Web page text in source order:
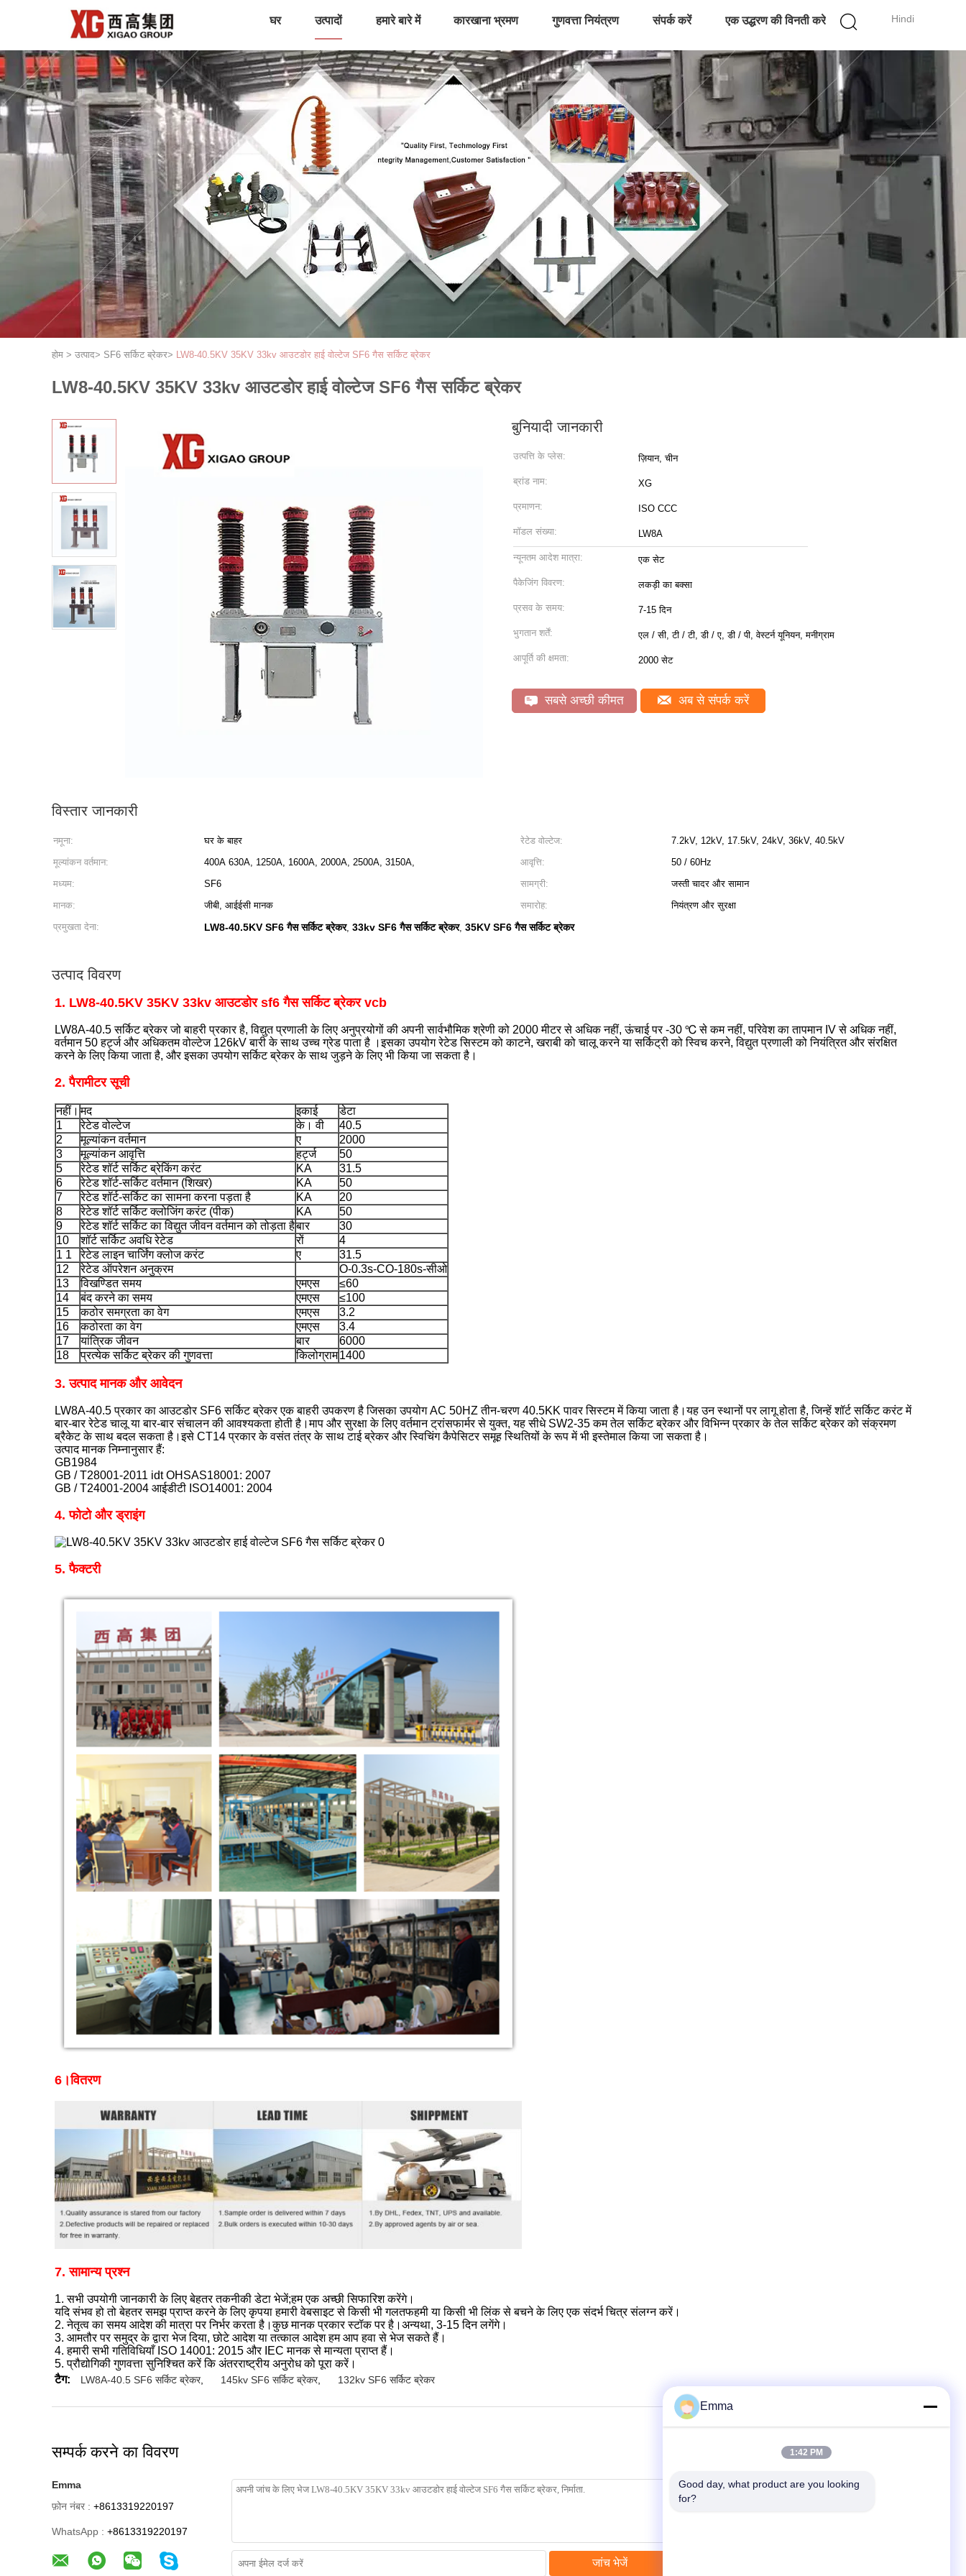
Hindi
घर उत्पादों हमारे बारे में कारखाना भ्रमण गुणवत्ता नियंत्रण संपर्क करें एक उद्धरण की विनती करे
होम > उत्पाद> SF6 सर्किट ब्रेकर> LW8-40.5KV 35KV 33kv आउटडोर हाई वोल्टेज SF6 गैस सर्किट ब्रेकर
LW8-40.5KV 35KV 33kv आउटडोर हाई वोल्टेज SF6 गैस सर्किट ब्रेकर
बुनियादी जानकारी
उत्पत्ति के प्लेस: ज़ियान, चीन
ब्रांड नाम: XG
प्रमाणन: ISO CCC
मॉडल संख्या: LW8A
न्यूनतम आदेश मात्रा: एक सेट
पैकेजिंग विवरण: लकड़ी का बक्सा
प्रसव के समय: 7-15 दिन
भुगतान शर्तें: एल / सी, टी / टी, डी / ए, डी / पी, वेस्टर्न यूनियन, मनीग्राम
आपूर्ति की क्षमता: 2000 सेट
सबसे अच्छी कीमत अब से संपर्क करें
विस्तार जानकारी
नमूना: घर के बाहर रेटेड वोल्टेज:
7.2kV, 12kV, 17.5kV, 24kV, 36kV, 40.5kV
मूल्यांकन वर्तमान:
400A 630A, 1250A, 1600A, 2000A, 2500A, 3150A, आवृत्ति:
50 / 60Hz
मध्यम:
SF6 सामग्री:
जस्ती चादर और सामान
मानक:
जीबी, आईईसी मानक समारोह:
नियंत्रण और सुरक्षा
प्रमुखता देना:
LW8-40.5KV SF6 गैस सर्किट ब्रेकर, 33kv SF6 गैस सर्किट ब्रेकर, 35KV SF6 गैस सर्किट ब्रेकर
उत्पाद विवरण
1. LW8-40.5KV 35KV 33kv आउटडोर sf6 गैस सर्किट ब्रेकर vcb
LW8A-40.5 सर्किट ब्रेकर जो बाहरी प्रकार है, विद्युत प्रणाली के लिए अनुप्रयोगों की अपनी सार्वभौमिक श्रेणी को 2000 मीटर से अधिक नहीं, ऊंचाई पर -30 ℃ से कम नहीं, परिवेश का तापमान IV से अधिक नहीं,
वर्तमान 50 हर्ट्ज और अधिकतम वोल्टेज 126kV बारी के साथ उच्च ग्रेड पाता है ।इसका उपयोग रेटेड सिस्टम को काटने, खराबी को चालू करने या सर्किट्री को स्विच करने, विद्युत प्रणाली को नियंत्रित और संरक्षित
करने के लिए किया जाता है, और इसका उपयोग सर्किट ब्रेकर के साथ जुड़ने के लिए भी किया जा सकता है।
2. पैरामीटर सूची
नहीं। मद इकाई
डेटा
1
रेटेड वोल्टेज के। वी
40.5
2
मूल्यांकन वर्तमान ए
2000
3
मूल्यांकन आवृत्ति हर्ट्ज
50
5
रेटेड शॉर्ट सर्किट ब्रेकिंग करंट KA
31.5
6
रेटेड शॉर्ट-सर्किट वर्तमान (शिखर) KA
50
7
रेटेड शॉर्ट-सर्किट का सामना करना पड़ता है KA
20
8
रेटेड शॉर्ट सर्किट क्लोजिंग करंट (पीक) KA
50
9
रेटेड शॉर्ट सर्किट का विद्युत जीवन वर्तमान को तोड़ता हैबार
30
10
शॉर्ट सर्किट अवधि रेटेड रों
4
1 1
रेटेड लाइन चार्जिंग क्लोज करंट ए
31.5
12
रेटेड ऑपरेशन अनुक्रम
O-0.3s-CO-180s-सीओ
13
विखण्डित समय एमएस
≤60
14
बंद करने का समय एमएस
≤100
15
कठोर समग्रता का वेग एमएस
3.2
16
कठोरता का वेग एमएस
3.4
17
यांत्रिक जीवन बार
6000
18
प्रत्येक सर्किट ब्रेकर की गुणवत्ता किलोग्राम1400
3. उत्पाद मानक और आवेदन
LW8A-40.5 प्रकार का आउटडोर SF6 सर्किट ब्रेकर एक बाहरी उपकरण है जिसका उपयोग AC 50HZ तीन-चरण 40.5KK पावर सिस्टम में किया जाता है।यह उन स्थानों पर लागू होता है, जिन्हें शॉर्ट सर्किट करंट में
बार-बार रेटेड चालू या बार-बार संचालन की आवश्यकता होती है।माप और सुरक्षा के लिए वर्तमान ट्रांसफार्मर से युक्त, यह सीधे SW2-35 कम तेल सर्किट ब्रेकर और विभिन्न प्रकार के तेल सर्किट ब्रेकर को संक्रमण
ब्रैकेट के साथ बदल सकता है।इसे CT14 प्रकार के वसंत तंत्र के साथ टाई ब्रेकर और स्विचिंग कैपेसिटर समूह स्थितियों के रूप में भी इस्तेमाल किया जा सकता है।
उत्पाद मानक निम्नानुसार हैं:
GB1984
GB / T28001-2011 idt OHSAS18001: 2007
GB / T24001-2004 आईडीटी ISO14001: 2004
4. फोटो और ड्राइंग
5. फैक्टरी
6।वितरण
7. सामान्य प्रश्न
1. सभी उपयोगी जानकारी के लिए बेहतर तकनीकी डेटा भेजें;हम एक अच्छी सिफारिश करेंगे।
यदि संभव हो तो बेहतर समझ प्राप्त करने के लिए कृपया हमारी वेबसाइट से किसी भी गलतफहमी या किसी भी लिंक से बचने के लिए एक संदर्भ चित्र संलग्न करें।
2. नेतृत्व का समय आदेश की मात्रा पर निर्भर करता है।कुछ मानक प्रकार स्टॉक पर है।अन्यथा, 3-15 दिन लगेंगे।
3. आमतौर पर समुद्र के द्वारा भेज दिया, छोटे आदेश या तत्काल आदेश हम आप हवा से भेज सकते हैं।
4. हमारी सभी गतिविधियाँ ISO 14001: 2015 और IEC मानक से मान्यता प्राप्त हैं।
5. प्रौद्योगिकी गुणवत्ता सुनिश्चित करें कि अंतरराष्ट्रीय अनुरोध को पूरा करें।
टैग:
LW8A-40.5 SF6 सर्किट ब्रेकर, 145kv SF6 सर्किट ब्रेकर, 132kv SF6 सर्किट ब्रेकर
सम्पर्क करने का विवरण
Emma
फ़ोन नंबर : +8613319220197
WhatsApp : +8613319220197
जांच भेजें
Emma
1:42 PM
Good day, what product are you looking
for?